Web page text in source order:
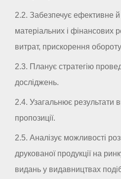
2.2. Забезпечує ефективне
матеріальних і фінансових
витрат, прискорення
2.3. Планує стратегію
досліджень.
2.4. Узагальнює результати
пропозиції.
2.5. Аналізує можливості
друкованої продукції на
видань у видавництвах